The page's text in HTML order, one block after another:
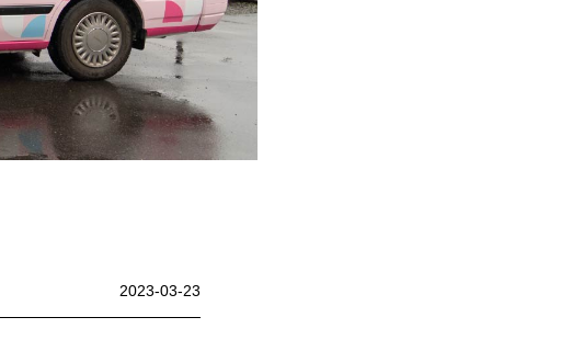
津山市/鏡野町/吉備中央町/久米南町/美咲町
尾道市/福山市/笠岡市/府中市
新見市/高梁市/総社市/井原市/矢掛町
2023-03-23